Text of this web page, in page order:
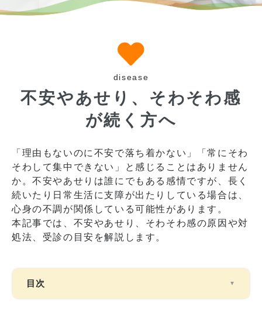
disease
不安やあせり、そわそわ感
が続く方へ
「理由もないのに不安で落ち着かない」「常にそわ
そわして集中できない」と感じることはありません
か。不安やあせりは誰にでもある感情ですが、長く
続いたり日常生活に支障が出たりしている場合は、
心身の不調が関係している可能性があります。
本記事では、不安やあせり、そわそわ感の原因や対
処法、受診の目安を解説します。
目次